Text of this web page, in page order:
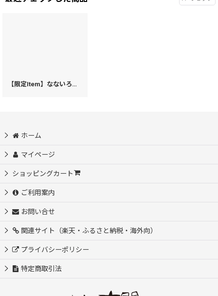
【限定Item】なないろかき氷 がま口ハンドルクラッチ
ホーム
マイページ
ショッピングカート
ご利用案内
お問い合せ
関連サイト（楽天・ふるさと納税・海外向）
プライバシーポリシー
特定商取引法